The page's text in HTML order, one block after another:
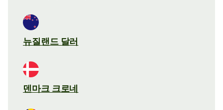
뉴질랜드 달러
덴마크 크로네